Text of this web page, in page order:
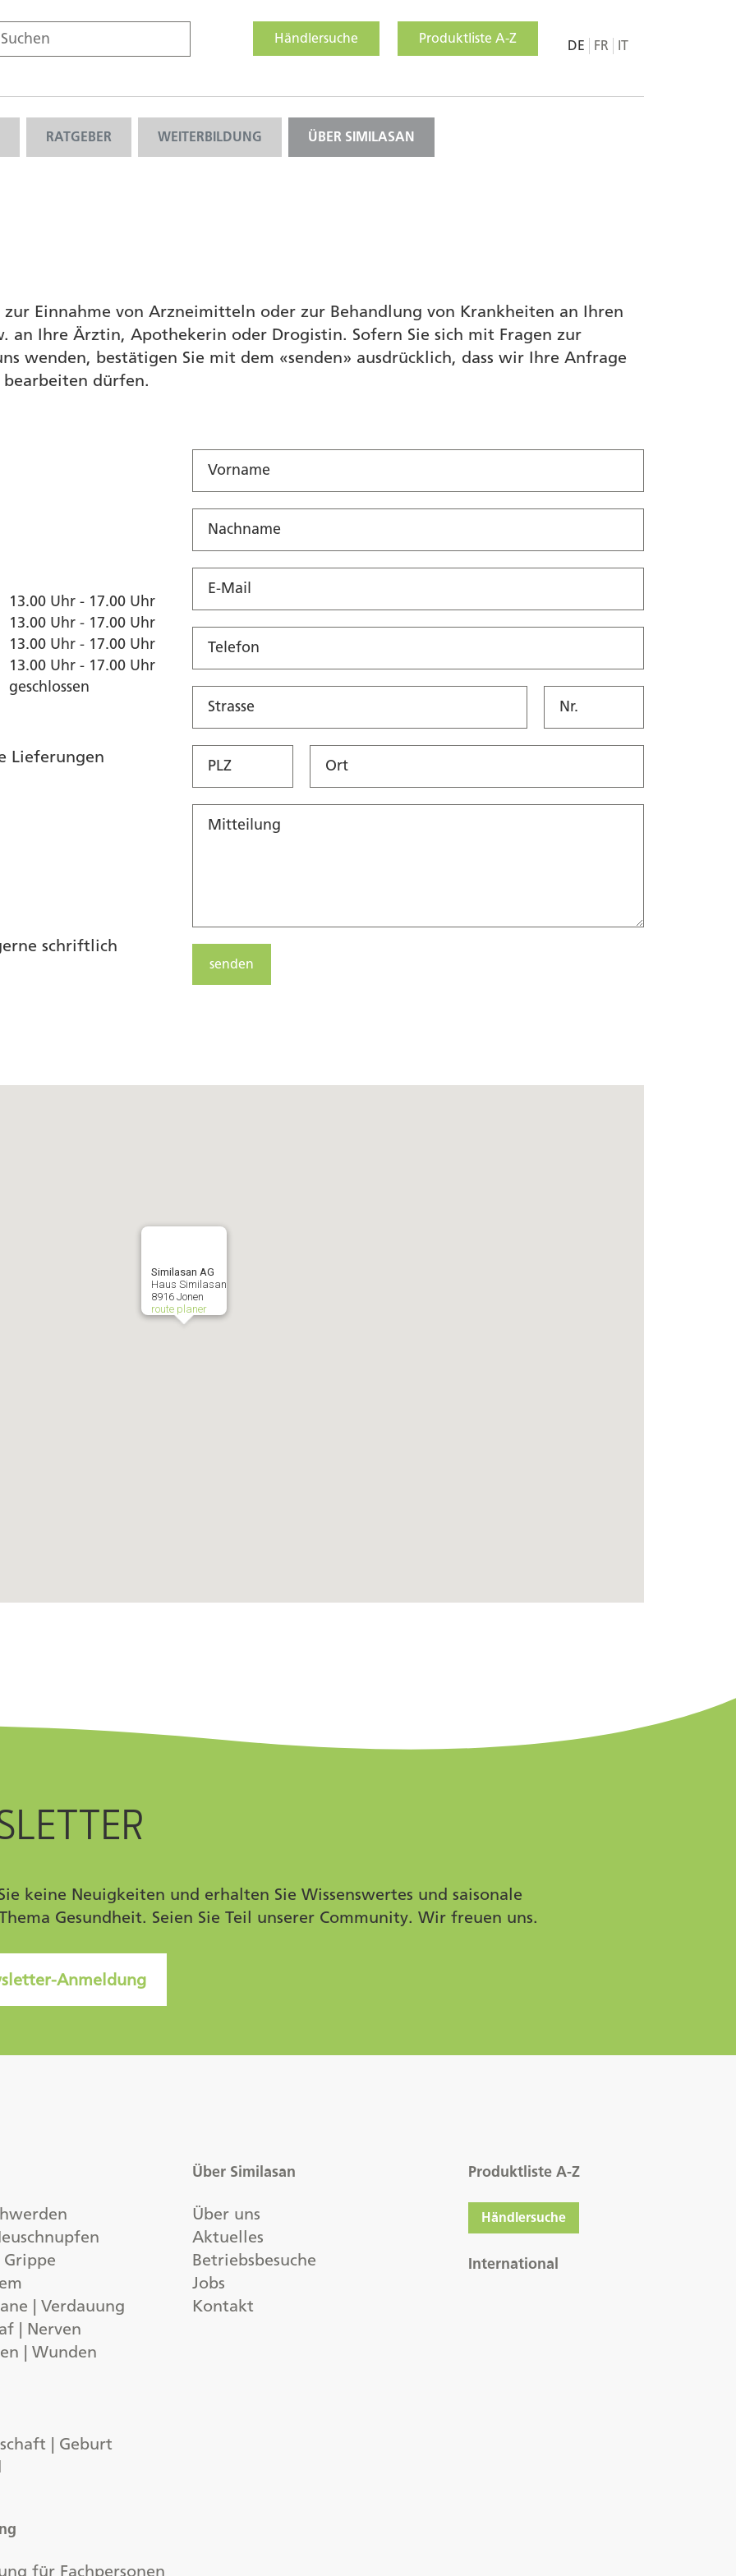
Händlersuche Produktliste A-Z DE FR IT
RATGEBER WEITERBILDUNG ÜBER SIMILASAN
Einnahme von Arzneimitteln oder zur Behandlung von Krankheiten an Ihren
an Ihre Ärztin, Apothekerin oder Drogistin. Sofern Sie sich mit Fragen zur
wenden, bestätigen Sie mit dem «senden» ausdrücklich, dass wir Ihre Anfrage
dürfen.
13.00 Uhr - 17.00 Uhr
13.00 Uhr - 17.00 Uhr
13.00 Uhr - 17.00 Uhr
13.00 Uhr - 17.00 Uhr
geschlossen
Lieferungen
schriftlich
senden
Similasan AG
Haus Similasan
8916 Jonen
route planer
keine Neuigkeiten und erhalten Sie Wissenswertes und saisonale
Gesundheit. Seien Sie Teil unserer Community. Wir freuen uns.
Anmeldung
| Verdauung
| Nerven
| Wunden
| Geburt
für Fachpersonen
Über Similasan
Über uns
Aktuelles
Betriebsbesuche
Jobs
Kontakt
Produktliste A-Z
Händlersuche
International